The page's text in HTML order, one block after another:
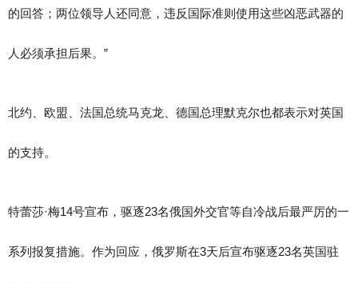
的回答；两位领导人还同意，违反国际准则使用这些凶恶武器的
人必须承担后果。”
北约、欧盟、法国总统马克龙、德国总理默克尔也都表示对英国
的支持。
特蕾莎·梅14号宣布，驱逐23名俄国外交官等自冷战后最严厉的一
系列报复措施。作为回应，俄罗斯在3天后宣布驱逐23名英国驻